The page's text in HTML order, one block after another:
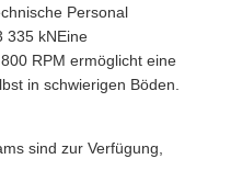
Personal
335 kNEine
RPM ermöglicht eine
in schwierigen Böden.
sind zur Verfügung,